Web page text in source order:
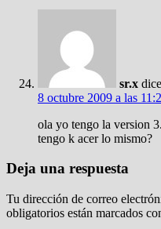
sr.x
8 octubre 2009 a las
ola yo tengo la version
tengo k acer lo mismo?
Deja una respuesta
Tu dirección de correo
obligatorios están marcados